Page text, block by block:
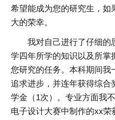
希望能成为您的研究生，
大的荣幸。
我对自己进行了仔细的
学四年所学的知识以及所掌
您研究的任务。本科期间我
追求进步，并连年获得综合
学金（1次）。专业方面我
电子设计大赛中制作的xx荣